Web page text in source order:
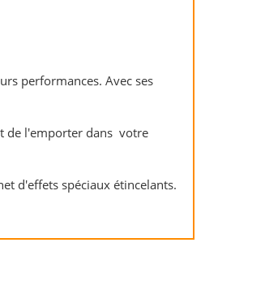
performances. Avec ses
de l'emporter dans votre
d'effets spéciaux étincelants.